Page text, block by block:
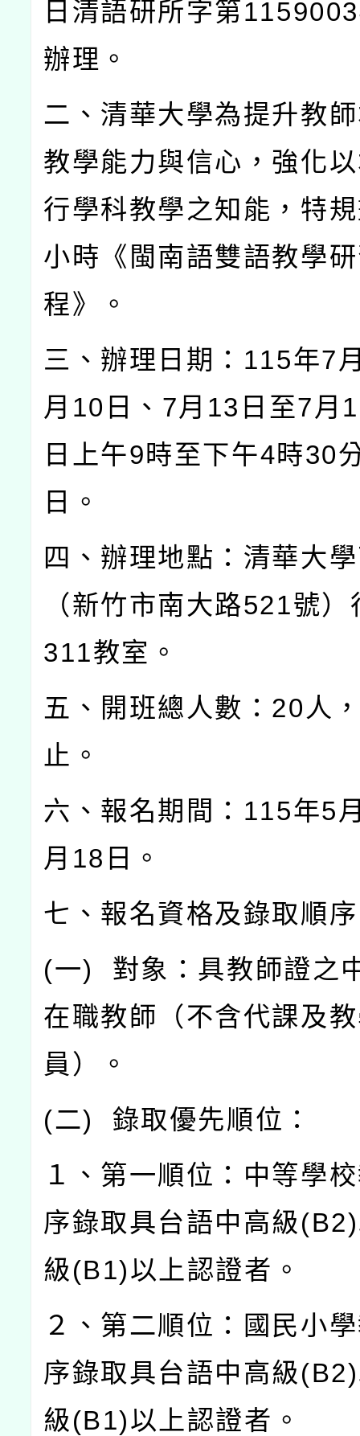
日清語研所字第
辦理。
二、清華大學為提升教
教學能力與信心，強化
行學科教學之知能，特
小時《閩南語雙語教學
程》。
三、辦理日期： 115年7
月 10 日、 7月 13 日至7月
日上午9時至下午4時30
日。
四、辦理地點：清華大
（新竹市南大路521號）
311教室。
五、開班總人數： 20 人
止。
六、報名期間： 115年5
月 18 日。
七、報名資格及錄取順
(一) 對象：具教師證之
在職教師（不含代課及
員）。
(二) 錄取優先順位：
１、第一順位：中等學
序錄取具台語中高級(B2)
級(B1)以上認證者。
２、第二順位：國民小
序錄取具台語中高級(B2)
級(B1)以上認證者。